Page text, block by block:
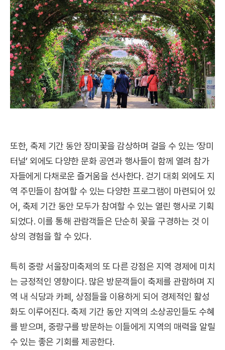
또한, 축제 기간 동안 장미꽃을 감상하며 걸을 수 있는 ‘장미
터널’ 외에도 다양한 문화 공연과 행사들이 함께 열려 참가
자들에게 다채로운 즐거움을 선사한다. 걷기 대회 외에도 지
역 주민들이 참여할 수 있는 다양한 프로그램이 마련되어 있
어, 축제 기간 동안 모두가 참여할 수 있는 열린 행사로 기획
되었다. 이를 통해 관람객들은 단순히 꽃을 구경하는 것 이
상의 경험을 할 수 있다.
특히 중랑 서울장미축제의 또 다른 강점은 지역 경제에 미치
는 긍정적인 영향이다. 많은 방문객들이 축제를 관람하며 지
역 내 식당과 카페, 상점들을 이용하게 되어 경제적인 활성
화도 이루어진다. 축제 기간 동안 지역의 소상공인들도 수혜
를 받으며, 중랑구를 방문하는 이들에게 지역의 매력을 알릴
수 있는 좋은 기회를 제공한다.